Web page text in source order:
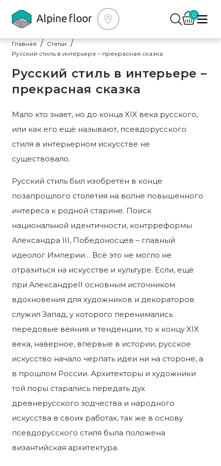
0
Главная
Статьи
Русский стиль в интерьере – прекрасная сказка
Русский стиль в интерьере –
прекрасная сказка
Мало кто знает, но до конца XIX века русского,
или как его ещё называют, псевдорусского
стиля в интерьерном искусстве не
существовало.
Русский стиль был изобретён в конце
позапрошлого столетия на волне повышенного
интереса к родной старине. Поиск
национальной идентичности, контрреформы
Александра III, Победоносцев – главный
идеолог Империи… Всё это не могло не
отразиться на искусстве и культуре. Если, ещё
при АлександреII основным источником
вдохновения для художников и декораторов
служил Запад, у которого перенимались
передовые веяния и тенденции, то к концу XIX
века, наверное, впервые в истории, русское
искусство начало черпать идеи ни на стороне, а
в прошлом России. Архитекторы и художники
той поры старались передать дух
древнерусского зодчества и народного
искусства в своих работах, так же в основу
псевдорусского стиля была положена
византийская архитектура.